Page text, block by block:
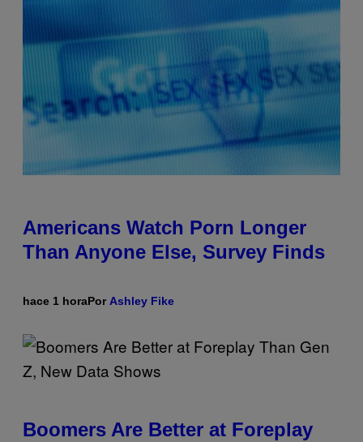
Americans Watch Porn Longer
Than Anyone Else, Survey Finds
hace 1 horaPorAshley Fike
Boomers Are Better at Foreplay